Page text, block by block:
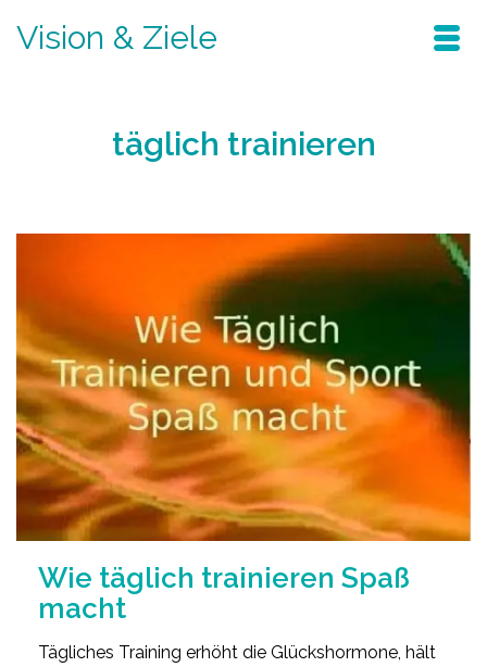
Vision & Ziele
täglich trainieren
Wie täglich trainieren Spaß
macht
Tägliches Training erhöht die Glückshormone, hält